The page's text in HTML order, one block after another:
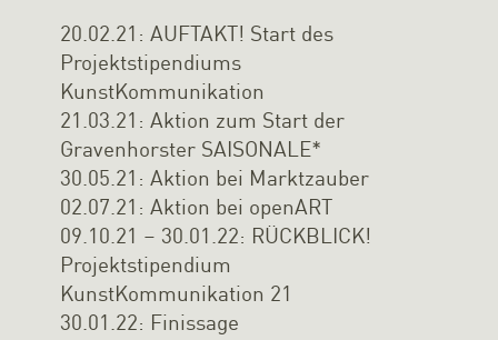
20.02.21: AUFTAKT! Start des
Projektstipendiums
KunstKommunikation
21.03.21: Aktion zum Start der
Gravenhorster SAISONALE*
30.05.21: Aktion bei Marktzauber
02.07.21: Aktion bei openART
09.10.21 – 30.01.22: RÜCKBLICK!
Projektstipendium
KunstKommunikation 21
30.01.22: Finissage